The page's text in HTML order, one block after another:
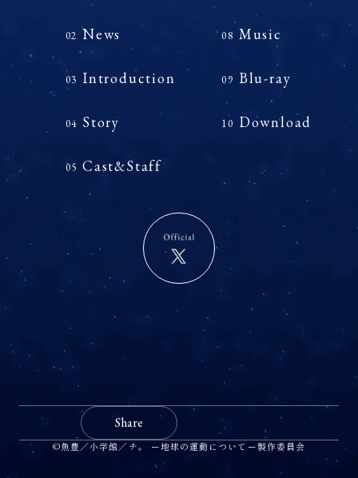
02 News
03 Introduction
04 Story
05 Cast&Staff
08 Music
09 Blu-ray
10 Download
©魚豊／小学館／チ。 ー地球の運動についてー製作委員会
Share